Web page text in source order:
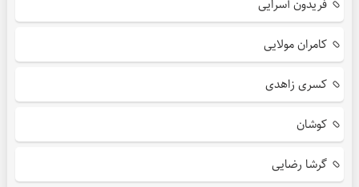
فریدون آسرایی
کامران مولایی
کسری زاهدی
کوشان
گرشا رضایی